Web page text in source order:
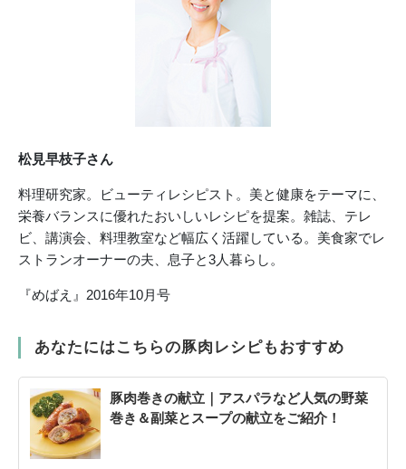
松見早枝子さん
料理研究家。ビューティレシピスト。美と健康をテーマに、
栄養バランスに優れたおいしいレシピを提案。雑誌、テレ
ビ、講演会、料理教室など幅広く活躍している。美食家でレ
ストランオーナーの夫、息子と3人暮らし。
『めばえ』2016年10月号
あなたにはこちらの豚肉レシピもおすすめ
豚肉巻きの献立｜アスパラなど人気の野菜
巻き＆副菜とスープの献立をご紹介！